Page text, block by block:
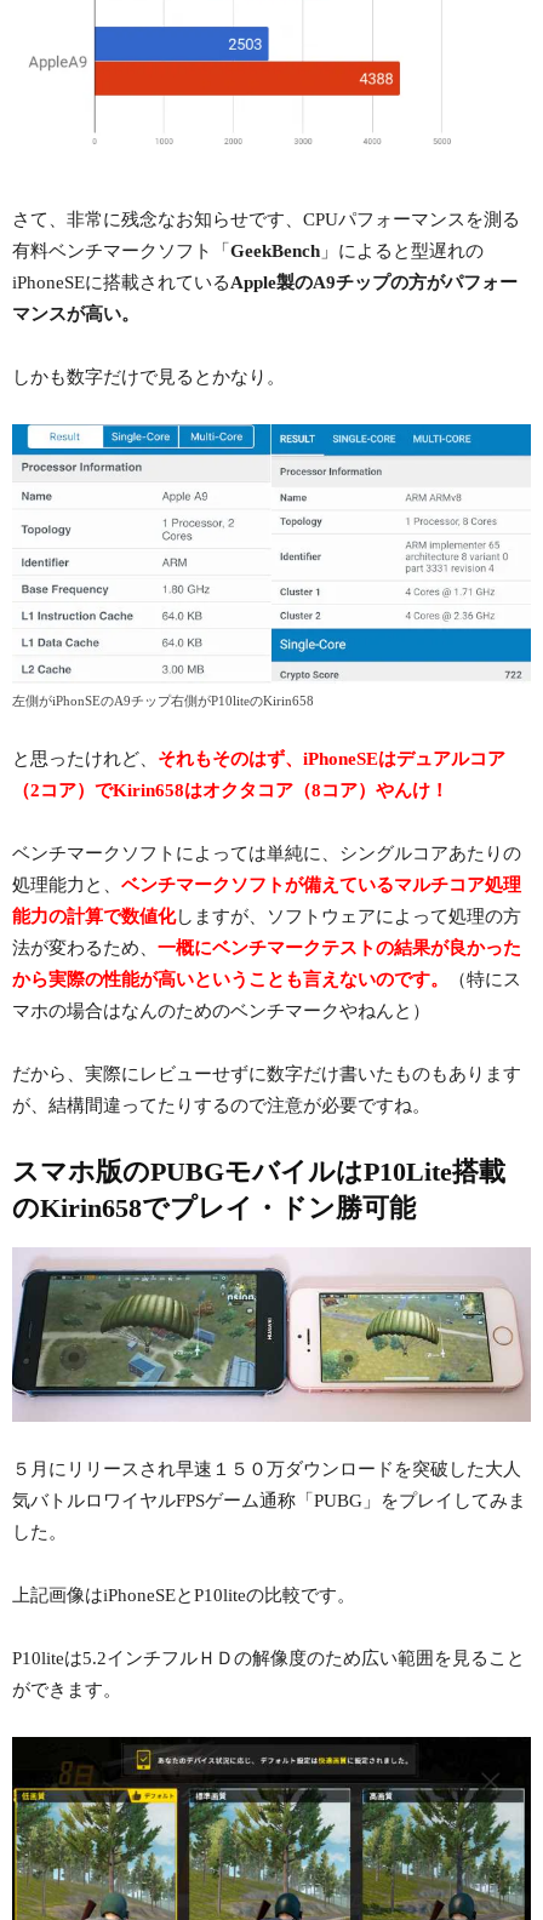
さて、非常に残念なお知らせです、CPUパフォーマンスを測る
有料ベンチマークソフト「 GeekBench 」によると型遅れの
iPhoneSEに搭載されているApple製のA9チップの方がパフォー
マンスが高い。
しかも数字だけで見るとかなり。
左側がiPhonSEのA9チップ右側がP10liteのKirin658
と思ったけれど、 それもそのはず、iPhoneSEはデュアルコア
（2コア）でKirin658はオクタコア（8コア）やんけ！
ベンチマークソフトによっては単純に、シングルコアあたりの
処理能力と、 ベンチマークソフトが備えているマルチコア処理
能力の計算で数値化しますが、ソフトウェアによって処理の方
法が変わるため、 一概にベンチマークテストの結果が良かった
から実際の性能が高いということも言えないのです。
（特にス
マホの場合はなんのためのベンチマークやねんと）
だから、実際にレビューせずに数字だけ書いたものもあります
が、結構間違ってたりするので注意が必要ですね。
スマホ版のPUBGモバイルはP10Lite搭載
のKirin658でプレイ・ドン勝可能
５月にリリースされ早速１５０万ダウンロードを突破した大人
気バトルロワイヤルFPSゲーム通称「PUBG」をプレイしてみま
した。
上記画像はiPhoneSEとP10liteの比較です。
P10liteは5.2インチフルＨＤの解像度のため広い範囲を見ること
ができます。